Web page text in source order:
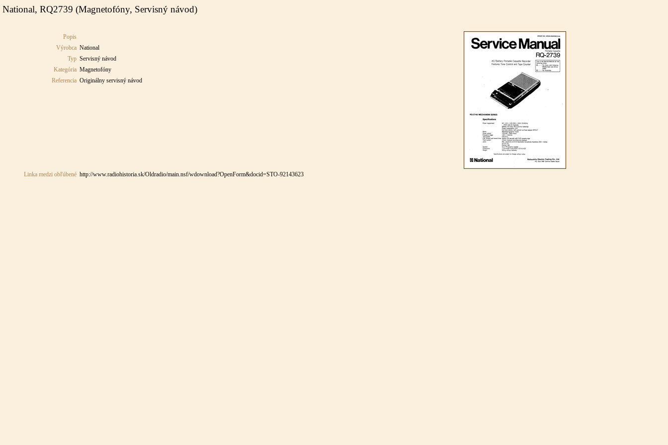
National, RQ2739 (Magnetofóny, Servisný návod)
Popis
Výrobca National
Typ Servisný návod
Kategória Magnetofóny
Referencia Originálny servisný návod
Linka medzi obľúbené http://www.radiohistoria.sk/Oldradio/main.nsf/wdownload?OpenForm&docid=STO-92143623